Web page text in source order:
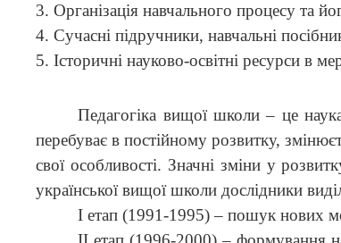
3. Організація навчального процесу та
4. Сучасні підручники, навчальні
5. Історичні науково-освітні ресурси в
Педагогіка вищої школи – це
перебуває в постійному розвитку,
свої особливості. Значні зміни у
української вищої школи дослідники
І етап (1991-1995) – пошук нових